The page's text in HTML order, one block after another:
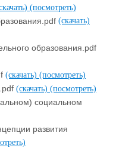
(посмотреть)
(скачать)
образования.pdf
(скачать) (посмотреть)
(скачать) (посмотреть)
социальном
развития